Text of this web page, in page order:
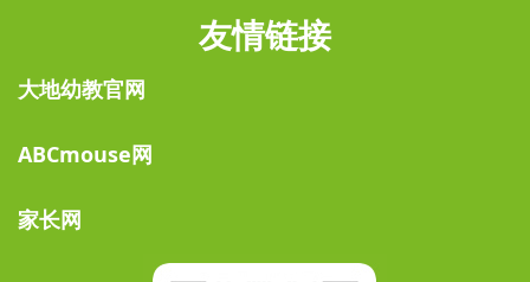
友情链接
大地幼教官网
ABCmouse网
家长网